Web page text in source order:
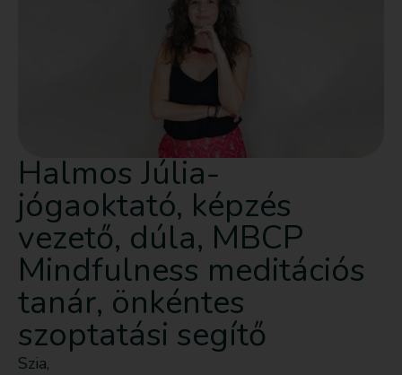
Halmos Júlia-
jógaoktató, képzés
vezető, dúla, MBCP
Mindfulness meditációs
tanár, önkéntes
szoptatási segítő
Szia,